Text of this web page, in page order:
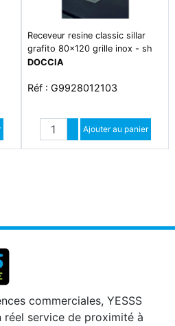
Receveur resine classic sillar
grafito 80x120 grille inox - sh
DOCCIA
Réf : G9928012103
Quantité
Augmenter quantité
Diminuer quantité
Ajouter au panier
commerciales, YESSS
service de proximité à